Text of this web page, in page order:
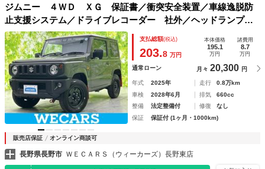
ジムニー ４ＷＤ ＸＧ 保証書／衝突安全装置／車線逸脱防
止支援システム／ドライブレコーダー 社外／ヘッドランプ
ＬＥＤ／ＥＴＣ／ＡＢＳ／横滑り防止装置／アイドリングスト
ップ／フルセグＴＶ／禁煙車／エアバッグ 運転席
支払総額(税込)
203.8 万円
本体価格
195.1
万円
諸費用
8.7
万円
通常ローン 月々 20,300 円
年式 2025年 走行
0.8万km
車検
2028年6月 排気
660cc
整備
法定整備付 修復
なし
保証
保証付 (1ヶ月・1000km)
販売店保証 オンライン商談可
長野県長野市 ＷＥＣＡＲＳ（ウィーカーズ）長野東店